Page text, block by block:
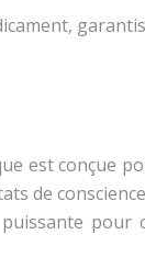
est conçue
de
pour